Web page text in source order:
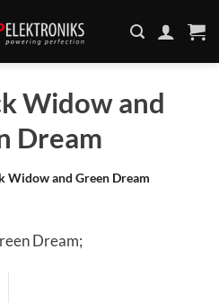
Widow and
Dream
Widow and Green Dream
Dream;